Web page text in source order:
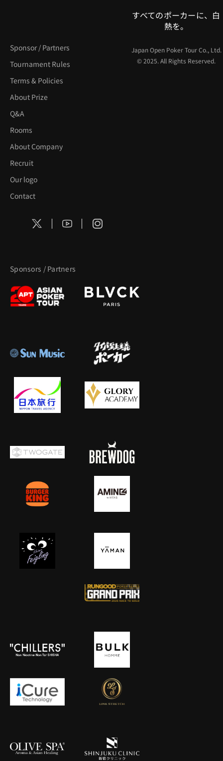
Sponsor / Partners
Tournament Rules
Terms & Policies
About Prize
Q&A
Rooms
About Company
Recruit
Our logo
Contact
Sponsors / Partners
すべてのポーカーに、白
熱を。
Japan Open Poker Tour Co., Ltd.
© 2025. All Rights Reserved.